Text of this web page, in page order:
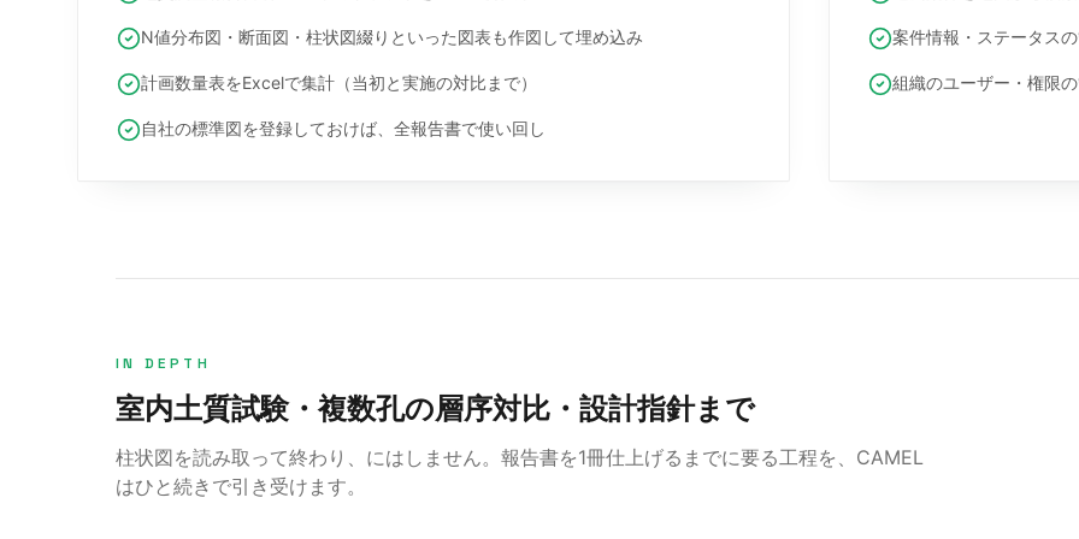
N値分布図・断面図・柱状図綴りといった図表も作図して埋め込み
計画数量表をExcelで集計（当初と実施の対比まで）
自社の標準図を登録しておけば、全報告書で使い回し
案件情報・ステータス
組織のユーザー・権限
IN DEPTH
室内土質試験・複数孔の層序対比・設計指針まで
柱状図を読み取って終わり、にはしません。報告書を1冊仕上げるまでに要る工程を、CAMEL
はひと続きで引き受けます。